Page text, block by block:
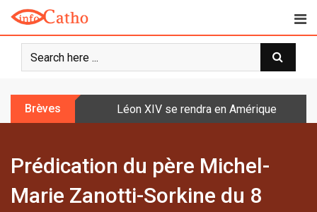
o
Brèves Léon XIV se rendra en Amérique latine à
Prédication du père Michel-
Marie Zanotti-Sorkine du 8